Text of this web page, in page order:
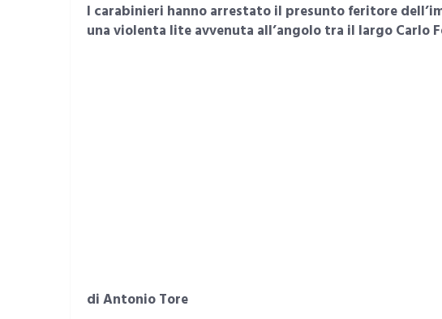
I carabinieri hanno arrestato il presunto feritore
una violenta lite avvenuta all’angolo tra il largo Carlo
di Antonio Tore